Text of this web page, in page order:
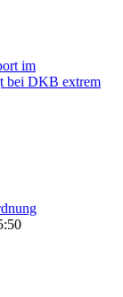
im
bei DKB extrem